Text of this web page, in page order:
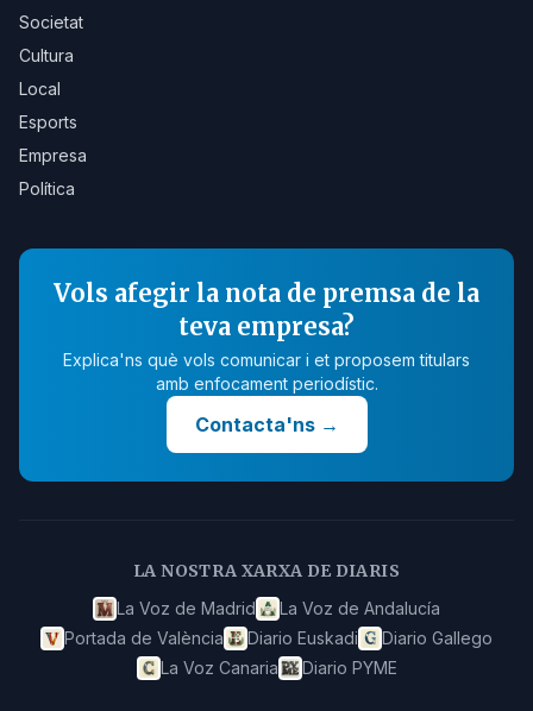
Societat
Cultura
Local
Esports
Empresa
Política
Vols afegir la nota de premsa de la
teva empresa?
Explica'ns què vols comunicar i et proposem titulars
amb enfocament periodístic.
Contacta'ns→
LA NOSTRA XARXA DE DIARIS
La Voz de Madrid
La Voz de Andalucía
Portada de València
Diario Euskadi
Diario Gallego
La Voz Canaria
Diario PYME